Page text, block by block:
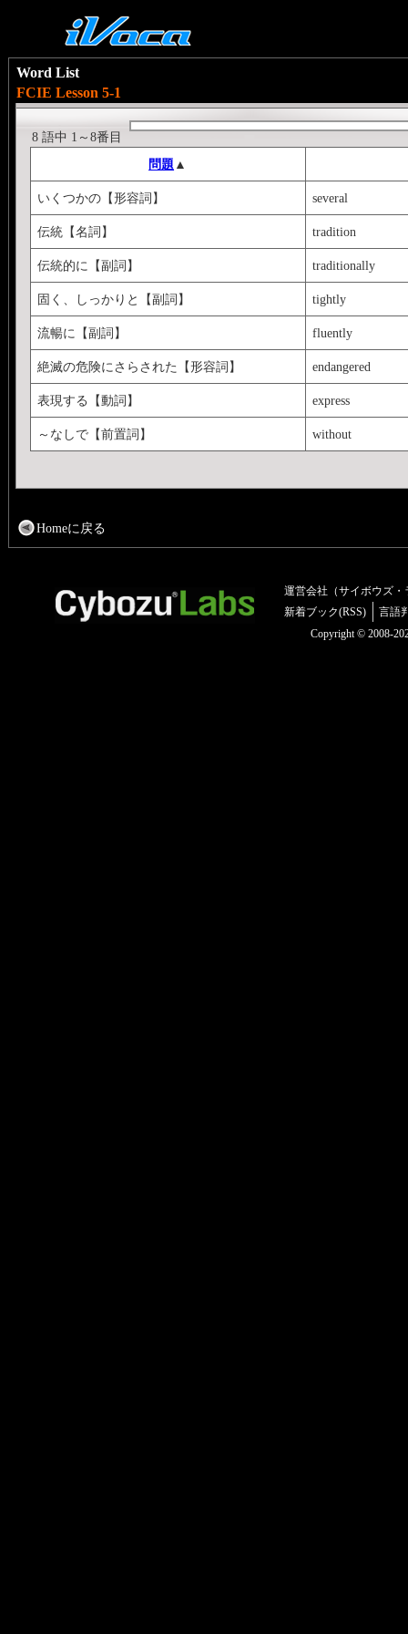
Word List
FCIE Lesson 5-1
8 語中 1～8番目
問題 ▲
いくつかの【形容詞】 several
伝統【名詞】 tradition
伝統的に【副詞】 traditionally
固く、しっかりと【副詞】 tightly
流暢に【副詞】 fluently
絶滅の危険にさらされた【形容詞】 endangered
表現する【動詞】 express
～なしで【前置詞】 without
Homeに戻る
運営会社（サイボウズ・
新着ブック(RSS)
言語
Copyright © 2008-